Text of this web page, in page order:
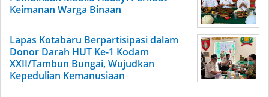
Keimanan Warga Binaan
Lapas Kotabaru Berpartisipasi dalam
Donor Darah HUT Ke-1 Kodam
XXII/Tambun Bungai, Wujudkan
Kepedulian Kemanusiaan